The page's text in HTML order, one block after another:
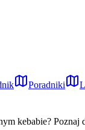
Poradniki
kebabie? Poznaj